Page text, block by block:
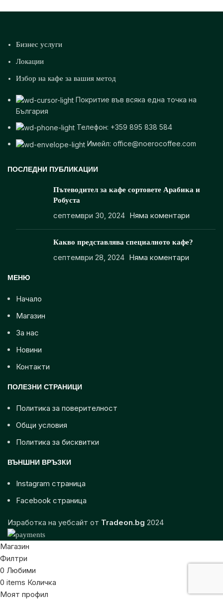
Бизнес услуги
Локации
Избор на кафе за вашия метод
Покритие във всяка една точка на
България
Телефон: +359 895 838 584
Имейл: office@noerocoffee.com
ПОСЛЕДНИ ПУБЛИКАЦИИ
Пътеводител за кафе сортовете Арабика и
Робуста
септември 30, 2024 Няма коментари
Какво представлява специалното кафе?
септември 28, 2024 Няма коментари
МЕНЮ
Начало
Магазин
За нас
Новини
Контакти
ПОЛЕЗНИ СТРАНИЦИ
Политика за поверителност
Общи условия
Политика за бисквитки
ВЪНШНИ ВРЪЗКИ
Instagram страница
Facebook страница
Изработка на уебсайт от Tradeon.bg 2024
Магазин
Филтри
0 Любими
0 items Количка
Моят профил